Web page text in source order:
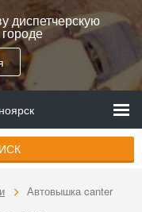
диспетчерскую
Автовышка canter